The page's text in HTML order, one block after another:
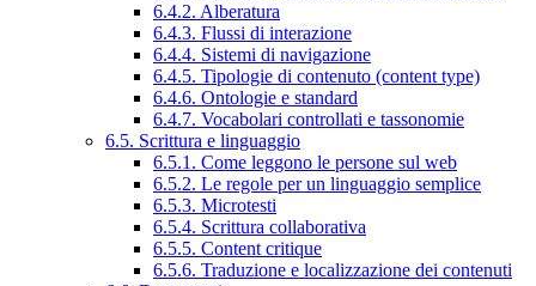
6.4.2. Alberatura
6.4.3. Flussi di interazione
6.4.4. Sistemi di navigazione
6.4.5. Tipologie di contenuto (content type)
6.4.6. Ontologie e standard
6.4.7. Vocabolari controllati e tassonomie
6.5. Scrittura e linguaggio
6.5.1. Come leggono le persone sul web
6.5.2. Le regole per un linguaggio semplice
6.5.3. Microtesti
6.5.4. Scrittura collaborativa
6.5.5. Content critique
6.5.6. Traduzione e localizzazione dei contenuti